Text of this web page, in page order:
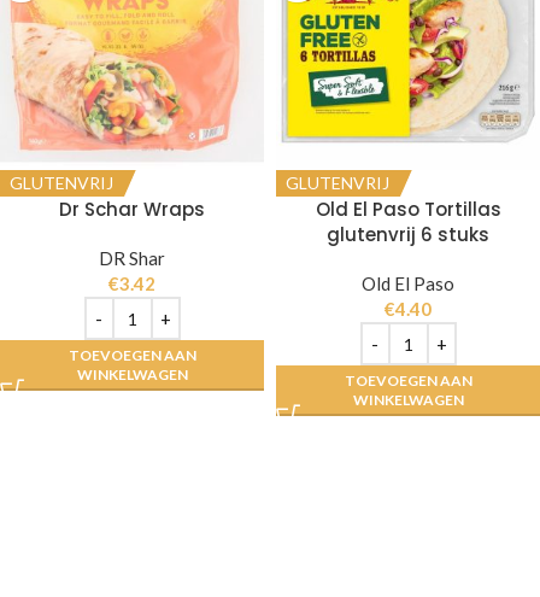
GLUTENVRIJ
Dr Schar Wraps
DR Shar
€3.42
TOEVOEGEN AAN
WINKELWAGEN
GLUTENVRIJ
Old El Paso Tortillas
glutenvrij 6 stuks
Old El Paso
€4.40
TOEVOEGEN AAN
WINKELWAGEN